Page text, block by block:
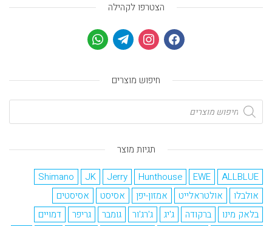
הצטרפו לקהילה
חיפוש מוצרים
תגיות מוצר
ALLBLUE
EWE
Hunthouse
Jerry
JK
Shimano
אולבלו
אולטראלייט אמזון-יפן אסיסט
אסיסטים
בלאק מינו
ברקודה ג'יג ג'רג'ור גומבר גריפר
דמויים